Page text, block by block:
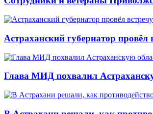
Астраханский губернатор
Глава МИД похвалил